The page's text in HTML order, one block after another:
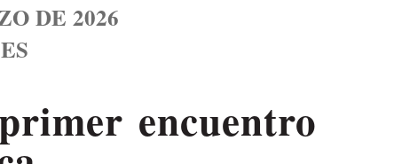
DE 2026
encuentro